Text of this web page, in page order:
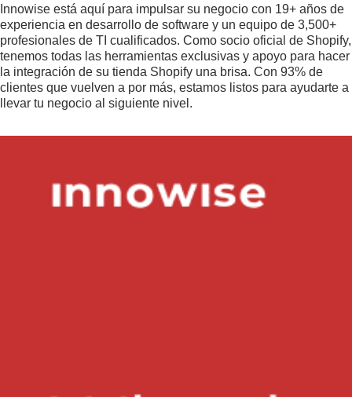
Innowise está aquí para impulsar su negocio con 19+ años de
experiencia en desarrollo de software y un equipo de 3,500+
profesionales de TI cualificados. Como socio oficial de Shopify,
tenemos todas las herramientas exclusivas y apoyo para hacer
la integración de su tienda Shopify una brisa. Con 93% de
clientes que vuelven a por más, estamos listos para ayudarte a
llevar tu negocio al siguiente nivel.